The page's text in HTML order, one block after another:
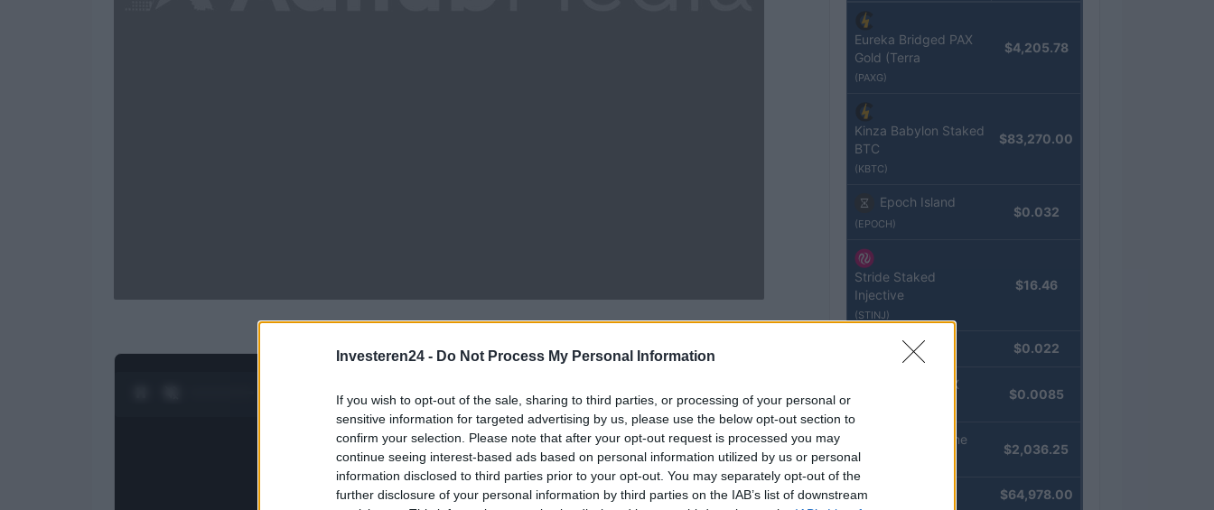
Investeren24 - Do Not Process My Personal Information
If you wish to opt-out of the sale, sharing to third parties, or processing of your personal or
sensitive information for targeted advertising by us, please use the below opt-out section to
confirm your selection. Please note that after your opt-out request is processed you may
continue seeing interest-based ads based on personal information utilized by us or personal
information disclosed to third parties prior to your opt-out. You may separately opt-out of the
further disclosure of your personal information by third parties on the IAB’s list of downstream
1/
Eureka Bridged PAX
Gold (Terra
(PAXG)
$4,205.78
Kinza Babylon Staked
BTC
(KBTC)
$83,270.00
Epoch Island
(EPOCH)
$0.032
Stride Staked
Injective
(STINJ)
$16.46
JDB (JDB) $0.022
FibSwap DEX
$0.0085
kpk ETH Prime
(KPK ETH PRIME)
$2,036.25
$64,978.00